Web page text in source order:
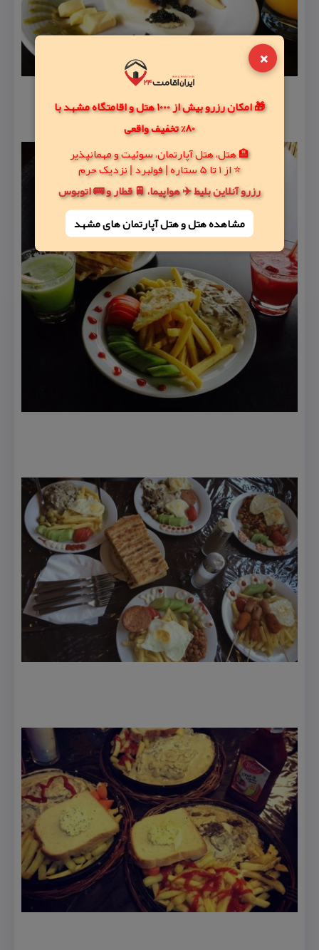
×
🎁 امکان رزرو بیش از 1000 هتل و اقامتگاه مشهد با
80% تخفیف واقعی
🏨 هتل، هتل آپارتمان، سوئیت و مهمانپذیر
⭐ از 1 تا 5 ستاره | فولبرد | نزدیک حرم
رزرو آنلاین بلیط ✈️ هواپیما، 🚆 قطار و 🚌 اتوبوس
مشاهده هتل و هتل‌ آپارتمان های مشهد